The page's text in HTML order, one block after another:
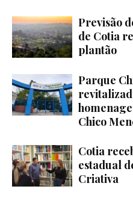
Previsão
de Cotia
plantão
Parque
Chico
Cotia
estadual
Criativa